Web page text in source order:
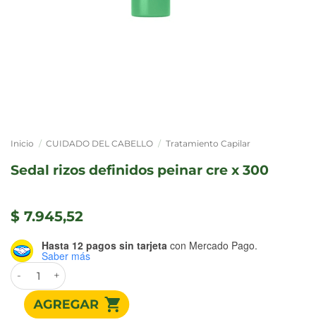
Inicio / CUIDADO DEL CABELLO / Tratamiento Capilar
sedal rizos definidos peinar cre x 300
$ 7.945,52
Hasta 12 pagos sin tarjeta con Mercado Pago.
Saber más
SEDAL RIZOS DEFINIDOS PEINAR CRE x 300 cantidad